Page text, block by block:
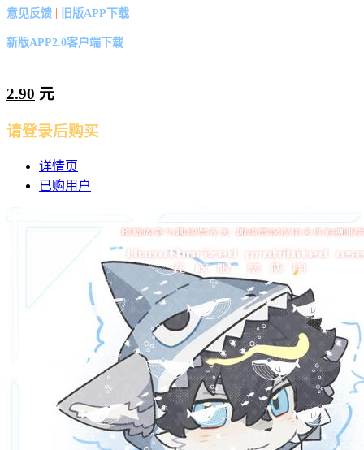
意见反馈 | 旧版APP下载
新版APP2.0客户端下载
2.90 元
请登录后购买
详情页
已购用户